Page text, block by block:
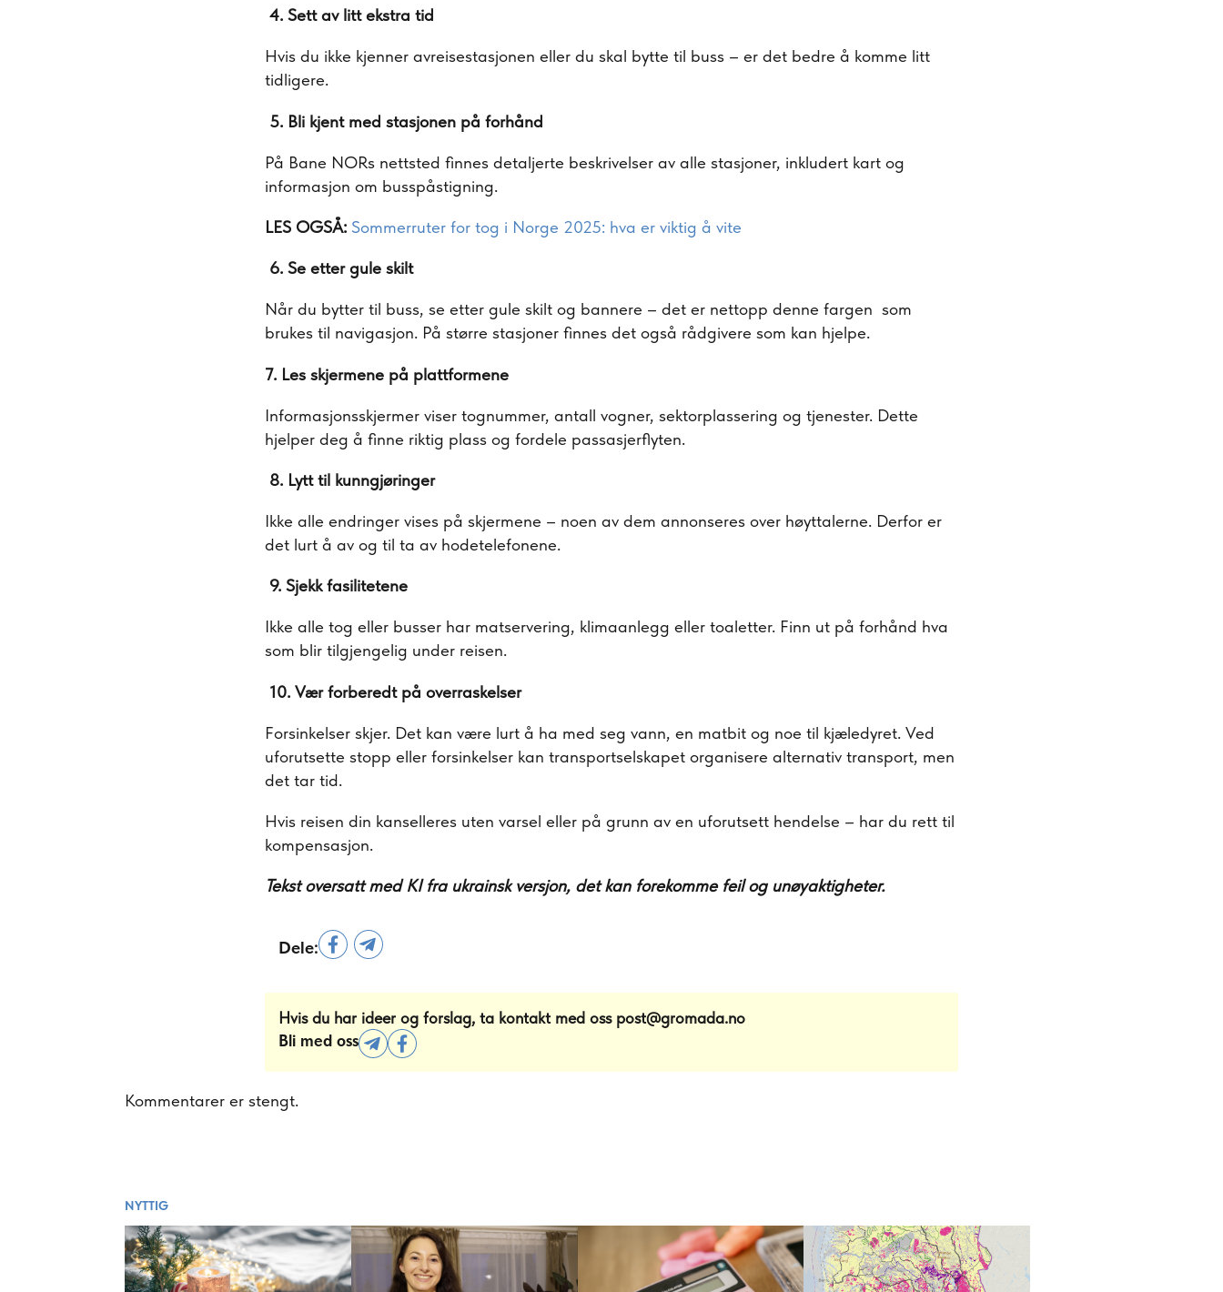
4. Sett av litt ekstra tid
Hvis du ikke kjenner avreisestasjonen eller du skal bytte til buss – er det bedre å komme litt
tidligere.
5. Bli kjent med stasjonen på forhånd
På Bane NORs nettsted finnes detaljerte beskrivelser av alle stasjoner, inkludert kart og
informasjon om busspåstigning.
LES OGSÅ: Sommerruter for tog i Norge 2025: hva er viktig å vite
6. Se etter gule skilt
Når du bytter til buss, se etter gule skilt og bannere – det er nettopp denne fargen som
brukes til navigasjon. På større stasjoner finnes det også rådgivere som kan hjelpe.
7. Les skjermene på plattformene
Informasjonsskjermer viser tognummer, antall vogner, sektorplassering og tjenester. Dette
hjelper deg å finne riktig plass og fordele passasjerflyten.
8. Lytt til kunngjøringer
Ikke alle endringer vises på skjermene – noen av dem annonseres over høyttalerne. Derfor er
det lurt å av og til ta av hodetelefonene.
9. Sjekk fasilitetene
Ikke alle tog eller busser har matservering, klimaanlegg eller toaletter. Finn ut på forhånd hva
som blir tilgjengelig under reisen.
10. Vær forberedt på overraskelser
Forsinkelser skjer. Det kan være lurt å ha med seg vann, en matbit og noe til kjæledyret. Ved
uforutsette stopp eller forsinkelser kan transportselskapet organisere alternativ transport, men
det tar tid.
Hvis reisen din kanselleres uten varsel eller på grunn av en uforutsett hendelse – har du rett til
kompensasjon.
Tekst oversatt med KI fra ukrainsk versjon, det kan forekomme feil og unøyaktigheter.
Dele:
Hvis du har ideer og forslag, ta kontakt med oss post@gromada.no
Bli med oss
Kommentarer er stengt.
NYTTIG